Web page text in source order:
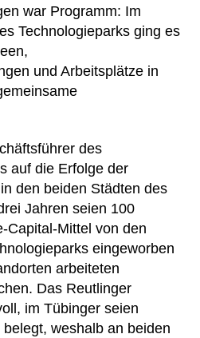
war Programm: Im
Technologieparks ging es
und Arbeitsplätze in
des
auf die Erfolge der
den beiden Städten des
Jahren seien 100
Capital-Mittel von den
eingeworben
arbeiteten
Das Reutlinger
im Tübinger seien
weshalb an beiden